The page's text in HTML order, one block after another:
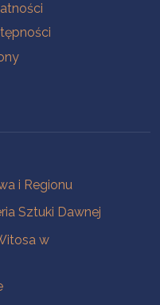
i Regionu
Sztuki Dawnej
w